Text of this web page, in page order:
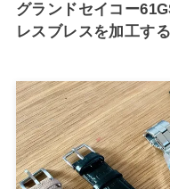
グランドセイコー
レスブレスを加工する